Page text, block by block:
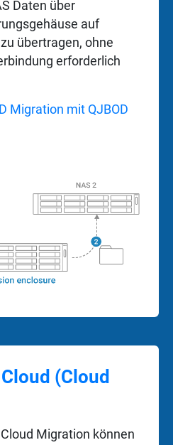
Daten über
auf
übertragen, ohne
erforderlich
Migration mit QJBOD
(Cloud
Migration können